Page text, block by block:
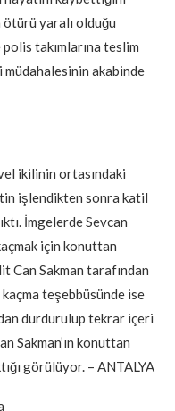
ötürü yaralı olduğu
takımlarına teslim
akabinde
ikilinin ortasındaki
işlendikten sonra katil
İmgelerde Sevcan
için konuttan
Can Sakman tarafından
teşebbüsünde ise
durdurulup tekrar içeri
Sakman’ın konuttan
görülüyor. – ANTALYA